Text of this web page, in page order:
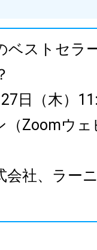
ベストセラ
日（木）
（Zoomウェ
会社、ラー